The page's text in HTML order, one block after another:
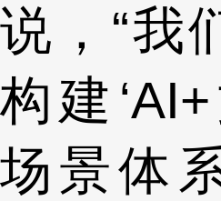
说，“我
构建
场景体